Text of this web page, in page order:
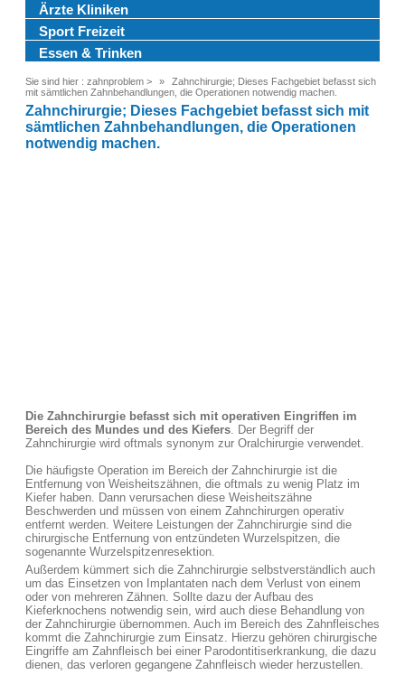
Ärzte Kliniken
Sport Freizeit
Essen & Trinken
Sie sind hier : zahnproblem >
Zahnchirurgie; Dieses Fachgebiet befasst sich
mit sämtlichen Zahnbehandlungen, die Operationen notwendig machen.
Zahnchirurgie; Dieses Fachgebiet befasst sich mit
sämtlichen Zahnbehandlungen, die Operationen
notwendig machen.
Die Zahnchirurgie befasst sich mit operativen Eingriffen im
Bereich des Mundes und des Kiefers. Der Begriff der
Zahnchirurgie wird oftmals synonym zur Oralchirurgie verwendet.
Die häufigste Operation im Bereich der Zahnchirurgie ist die
Entfernung von Weisheitszähnen, die oftmals zu wenig Platz im
Kiefer haben. Dann verursachen diese Weisheitszähne
Beschwerden und müssen von einem Zahnchirurgen operativ
entfernt werden. Weitere Leistungen der Zahnchirurgie sind die
chirurgische Entfernung von entzündeten Wurzelspitzen, die
sogenannte Wurzelspitzenresektion.
Außerdem kümmert sich die Zahnchirurgie selbstverständlich auch
um das Einsetzen von Implantaten nach dem Verlust von einem
oder von mehreren Zähnen. Sollte dazu der Aufbau des
Kieferknochens notwendig sein, wird auch diese Behandlung von
der Zahnchirurgie übernommen. Auch im Bereich des Zahnfleisches
kommt die Zahnchirurgie zum Einsatz. Hierzu gehören chirurgische
Eingriffe am Zahnfleisch bei einer Parodontitiserkrankung, die dazu
dienen, das verloren gegangene Zahnfleisch wieder herzustellen.